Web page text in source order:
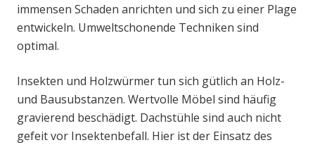
immensen Schaden anrichten und sich zu einer Plage
entwickeln. Umweltschonende Techniken sind
optimal.
Insekten und Holzwürmer tun sich gütlich an Holz-
und Bausubstanzen. Wertvolle Möbel sind häufig
gravierend beschädigt. Dachstühle sind auch nicht
gefeit vor Insektenbefall. Hier ist der Einsatz des